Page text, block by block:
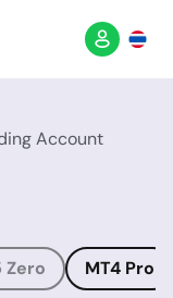
Account
Zero MT4 Pro